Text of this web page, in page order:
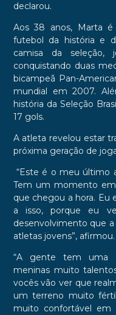
declarou.
Aos 38 anos, Marta
futebol da história e
camisa da seleção,
conquistando duas
bicampeã Pan-
mundial em 2007.
história da Seleção
17 gols.
A atleta revelou estar
próxima geração de
“Este é o meu último
Tem um momento
que chegou a hora. Eu
a isso, porque eu
desenvolvimento que
atletas jovens”, afirmou.
“A gente tem uma
meninas muito
vocês vão ver que
um terreno muito
muito confortável em